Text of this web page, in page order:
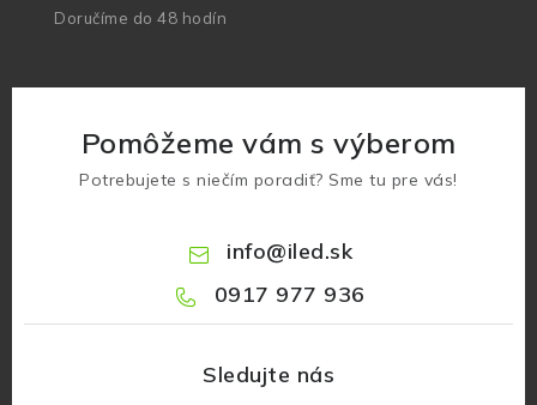
Doručíme do 48 hodín
Pomôžeme vám s výberom
Potrebujete s niečím poradiť? Sme tu pre vás!
info@iled.sk
0917 977 936